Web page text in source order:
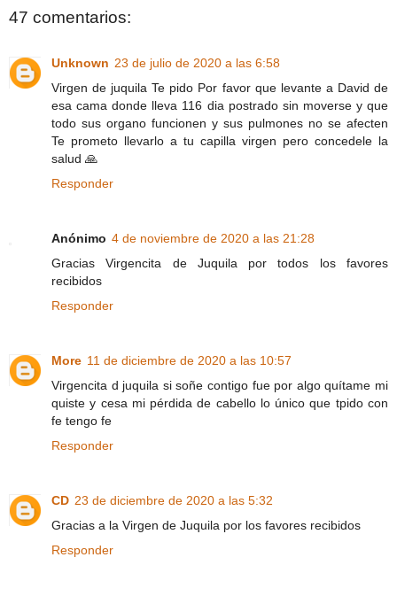
47 comentarios:
Unknown 23 de julio de 2020 a las 6:58
Virgen de juquila Te pido Por favor que levante a David de
esa cama donde lleva 116 dia postrado sin moverse y que
todo sus organo funcionen y sus pulmones no se afecten
Te prometo llevarlo a tu capilla virgen pero concedele la
salud 🙏
Responder
Anónimo 4 de noviembre de 2020 a las 21:28
Gracias Virgencita de Juquila por todos los favores
recibidos
Responder
More 11 de diciembre de 2020 a las 10:57
Virgencita d juquila si soñe contigo fue por algo quítame mi
quiste y cesa mi pérdida de cabello lo único que tpido con
fe tengo fe
Responder
CD 23 de diciembre de 2020 a las 5:32
Gracias a la Virgen de Juquila por los favores recibidos
Responder